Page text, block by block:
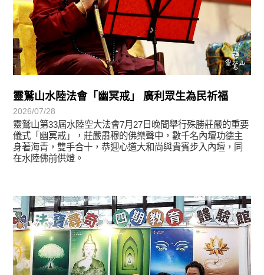
靈鷲山水陸法會「幽冥戒」 廣利眾生為民祈福
2026/07/28
靈鷲山第33屆水陸空大法會7月27日晚間舉行殊勝莊嚴的重要
儀式「幽冥戒」，莊嚴肅穆的佛樂聲中，數千名內壇功德主
身著海青，雙手合十，恭迎心道大和尚與貴賓步入內壇，同
在水陸佛前供燈。
學習分享